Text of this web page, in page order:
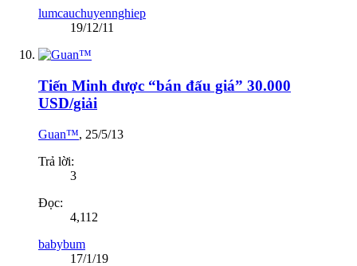
lumcauchuyennghiep
19/12/11
Tiến Minh được “bán đấu giá” 30.000
USD/giải
Guan™, 25/5/13
Trả lời:
3
Đọc:
4,112
babybum
17/1/19